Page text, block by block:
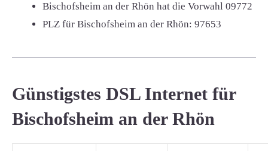
Bischofsheim an der Rhön hat die Vorwahl 09772
PLZ für Bischofsheim an der Rhön: 97653
Günstigstes DSL Internet für
Bischofsheim an der Rhön